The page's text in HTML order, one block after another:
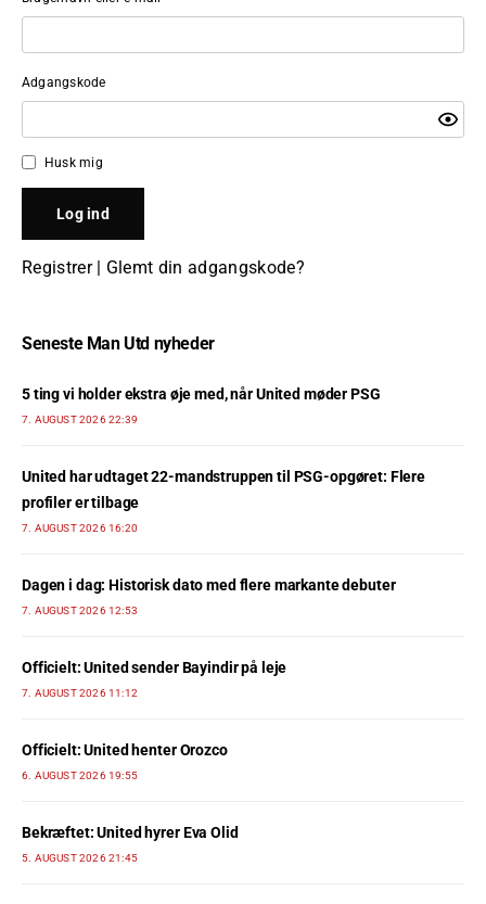
Adgangskode
Husk mig
Registrer| Glemt din adgangskode?
Seneste Man Utd nyheder
5 ting vi holder ekstra øje med, når United møder PSG
7. AUGUST 2026 22:39
United har udtaget 22-mandstruppen til PSG-opgøret: Flere
profiler er tilbage
7. AUGUST 2026 16:20
Dagen i dag: Historisk dato med flere markante debuter
7. AUGUST 2026 12:53
Officielt: United sender Bayindir på leje
7. AUGUST 2026 11:12
Officielt: United henter Orozco
6. AUGUST 2026 19:55
Bekræftet: United hyrer Eva Olid
5. AUGUST 2026 21:45